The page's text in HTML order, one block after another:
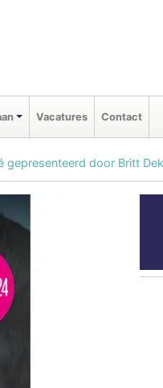
Vacatures Contact
door Britt